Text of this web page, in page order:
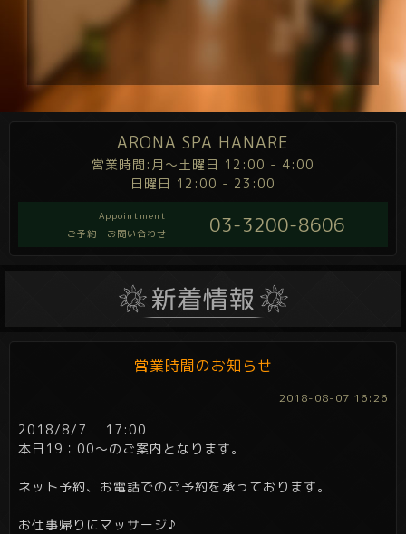
ARONA SPA HANARE
営業時間:月～土曜日 12:00 - 4:00
日曜日 12:00 - 23:00
Appointment
ご予約・お問い合わせ
03-3200-8606
営業時間のお知らせ
2018-08-07 16:26
2018/8/7 17:00
本日19：00～のご案内となります。
ネット予約、お電話でのご予約を承っております。
お仕事帰りにマッサージ♪